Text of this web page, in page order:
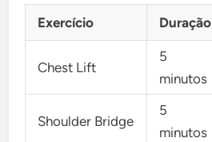
Exercício Duração
Chest Lift
5
minutos
Shoulder Bridge
5
minutos